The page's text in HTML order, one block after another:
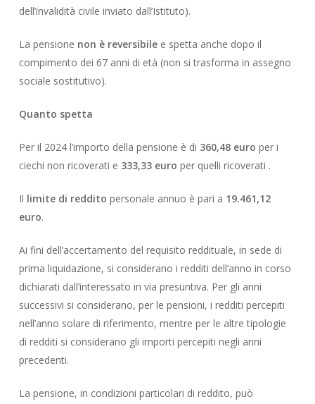
dell’invalidità civile inviato dall’Istituto).
La pensione non è reversibilee spetta anche dopo il
compimento dei 67 anni di età (non si trasforma in assegno
sociale sostitutivo).
Quanto spetta
Per il 2024 l’importo della pensione è di 360,48 euro per i
ciechi non ricoverati e 333,33 euro per quelli ricoverati .
Il limite di reddito personale annuo è pari a 19.461,12
euro.
Ai fini dell’accertamento del requisito reddituale, in sede di
prima liquidazione, si considerano i redditi dell’anno in corso
dichiarati dall’interessato in via presuntiva. Per gli anni
successivi si considerano, per le pensioni, i redditi percepiti
nell’anno solare di riferimento, mentre per le altre tipologie
di redditi si considerano gli importi percepiti negli anni
precedenti.
La pensione, in condizioni particolari di reddito, può